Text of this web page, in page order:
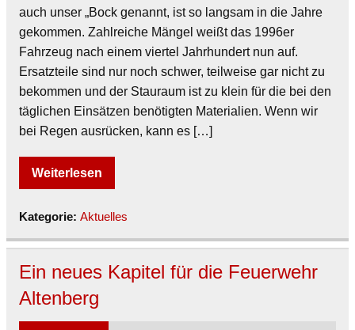
auch unser „Bock genannt, ist so langsam in die Jahre
gekommen. Zahlreiche Mängel weißt das 1996er
Fahrzeug nach einem viertel Jahrhundert nun auf.
Ersatzteile sind nur noch schwer, teilweise gar nicht zu
bekommen und der Stauraum ist zu klein für die bei den
täglichen Einsätzen benötigten Materialien. Wenn wir
bei Regen ausrücken, kann es […]
Weiterlesen
Kategorie: Aktuelles
Ein neues Kapitel für die Feuerwehr
Altenberg